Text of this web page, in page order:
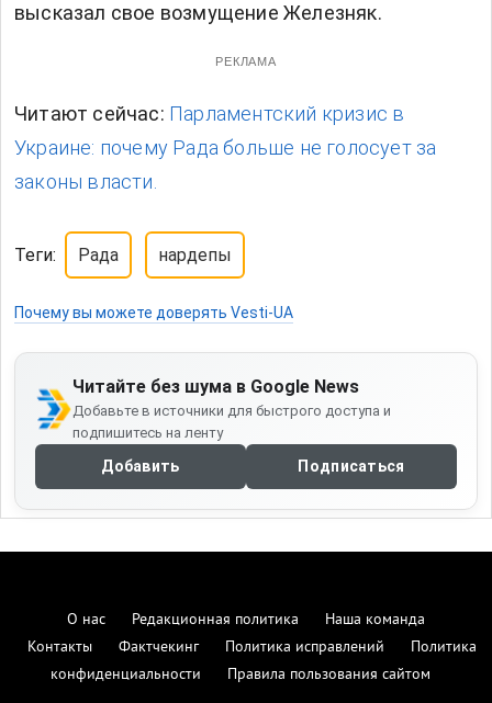
высказал свое возмущение Железняк.
РЕКЛАМА
Читают сейчас: Парламентский кризис в
Украине: почему Рада больше не голосует за
законы власти.
Теги: Рада нардепы
Почему вы можете доверять Vesti-UA
Читайте без шума в Google News
Добавьте в источники для быстрого доступа и
подпишитесь на ленту
Добавить Подписаться
О нас Редакционная политика
Наша команда
Контакты
Фактчекинг Политика исправлений
Политика
конфиденциальности
Правила пользования сайтом